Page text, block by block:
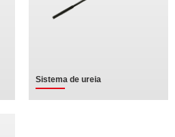
Sistema de ureia